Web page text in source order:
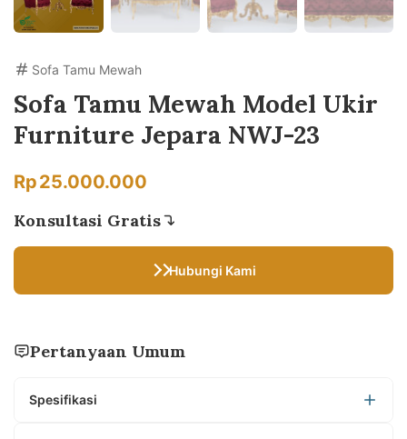
Sofa Tamu Mewah
Sofa Tamu Mewah Model Ukir
Furniture Jepara NWJ-23
Rp25.000.000
Konsultasi Gratis
Hubungi Kami
Pertanyaan Umum
Spesifikasi